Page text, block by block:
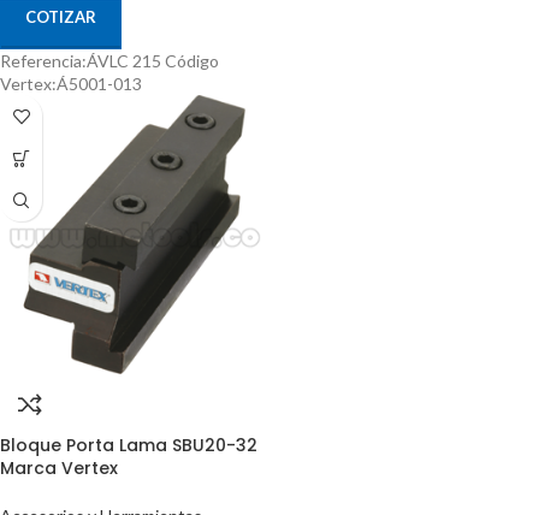
COTIZAR
Referencia:ÁVLC 215 Código
Vertex:Á5001-013
Bloque Porta Lama SBU20-32
Marca Vertex